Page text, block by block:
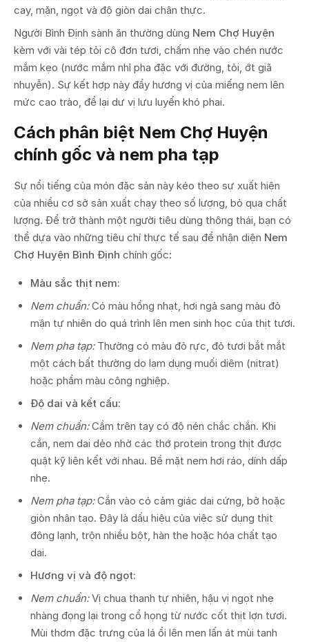
cay, mặn, ngọt và độ giòn dai chân thực.
Người Bình Định sành ăn thường dùng Nem Chợ Huyện
kèm với vài tép tỏi cô đơn tươi, chấm nhẹ vào chén nước
mắm kẹo (nước mắm nhỉ pha đặc với đường, tỏi, ớt giã
nhuyễn). Sự kết hợp này đẩy hương vị của miếng nem lên
mức cao trào, để lại dư vị lưu luyến khó phai.
Cách phân biệt Nem Chợ Huyện
chính gốc và nem pha tạp
Sự nổi tiếng của món đặc sản này kéo theo sự xuất hiện
của nhiều cơ sở sản xuất chạy theo số lượng, bỏ qua chất
lượng. Để trở thành một người tiêu dùng thông thái, bạn có
thể dựa vào những tiêu chí thực tế sau để nhận diện Nem
Chợ Huyện Bình Định chính gốc:
Màu sắc thịt nem:
Nem chuẩn:Có màu hồng nhạt, hơi ngả sang màu đỏ
mận tự nhiên do quá trình lên men sinh học của thịt tươi.
Nem pha tạp:Thường có màu đỏ rực, đỏ tươi bắt mắt
một cách bất thường do lạm dụng muối diêm (nitrat)
hoặc phẩm màu công nghiệp.
Độ dai và kết cấu:
Nem chuẩn:Cầm trên tay có độ nén chắc chắn. Khi
cắn, nem dai dẻo nhờ các thớ protein trong thịt được
quật kỹ liên kết với nhau. Bề mặt nem hơi ráo, dính dấp
nhẹ.
Nem pha tạp:Cắn vào có cảm giác dai cứng, bở hoặc
giòn nhân tạo. Đây là dấu hiệu của việc sử dụng thịt
đông lạnh, trộn nhiều bột, hàn the hoặc hóa chất tạo
dai.
Hương vị và độ ngọt:
Nem chuẩn:Vị chua thanh tự nhiên, hậu vị ngọt nhẹ
nhàng đọng lại trong cổ họng từ nước cốt thịt lợn tươi.
Mùi thơm đặc trưng của lá ổi lên men lấn át mùi tanh